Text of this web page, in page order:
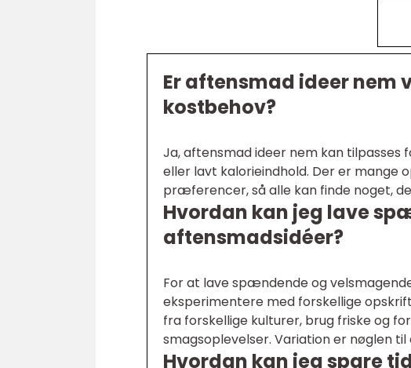
Er aftensmad ideer nem
kostbehov?
Ja, aftensmad ideer nem kan tilpasses
eller lavt kalorieindhold. Der er mange
præferencer, så alle kan finde noget,
Hvordan kan jeg lave
aftensmadsidéer?
For at lave spændende og
eksperimentere med forskellige
fra forskellige kulturer, brug friske og
smagsoplevelser. Variation er nøglen
Hvordan kan jeg spare